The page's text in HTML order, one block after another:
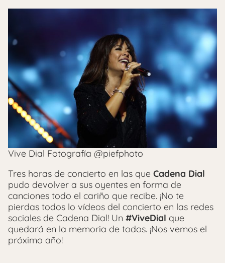
Vive Dial Fotografía @piefphoto
Tres horas de concierto en las que Cadena Dial
pudo devolver a sus oyentes en forma de
canciones todo el cariño que recibe. ¡No te
pierdas todos lo vídeos del concierto en las redes
sociales de Cadena Dial! Un #ViveDial que
quedará en la memoria de todos. ¡Nos vemos el
próximo año!